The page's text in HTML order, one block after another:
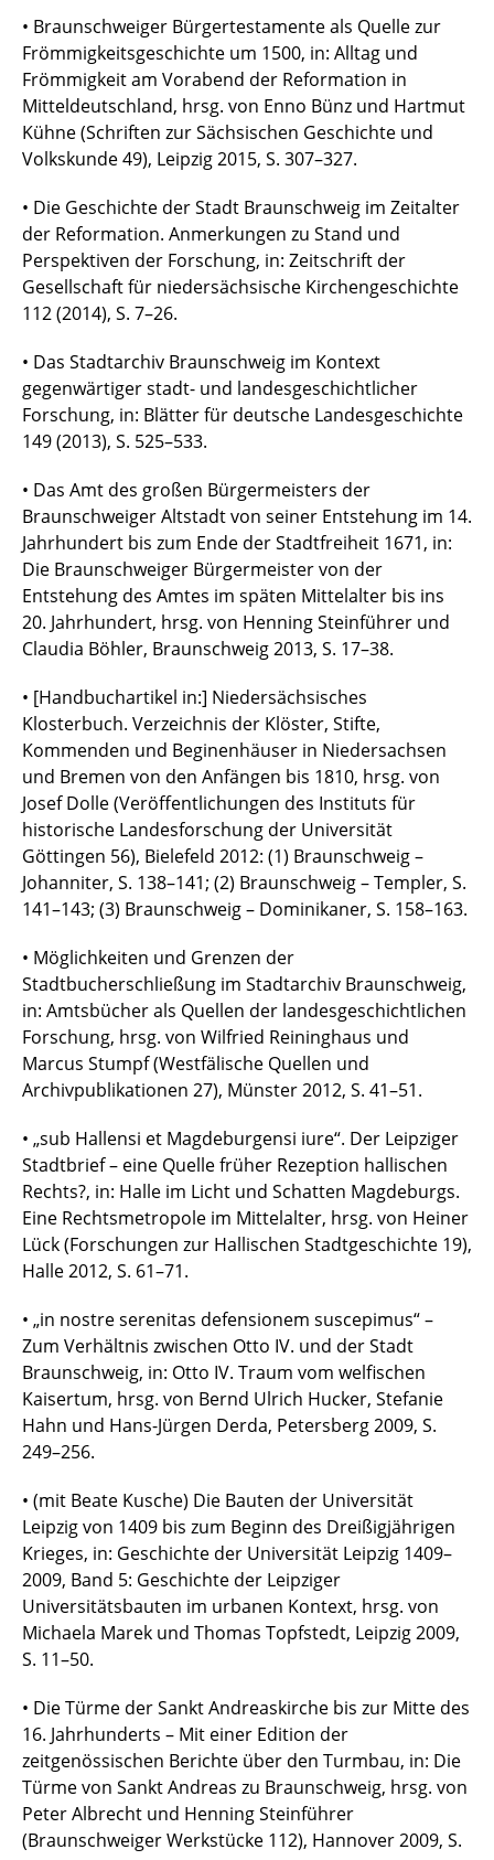
• Braunschweiger Bürgertestamente als Quelle zur
Frömmigkeitsgeschichte um 1500, in: Alltag und
Frömmigkeit am Vorabend der Reformation in
Mitteldeutschland, hrsg. von Enno Bünz und Hartmut
Kühne (Schriften zur Sächsischen Geschichte und
Volkskunde 49), Leipzig 2015, S. 307–327.
• Die Geschichte der Stadt Braunschweig im Zeitalter
der Reformation. Anmerkungen zu Stand und
Perspektiven der Forschung, in: Zeitschrift der
Gesellschaft für niedersächsische Kirchengeschichte
112 (2014), S. 7–26.
• Das Stadtarchiv Braunschweig im Kontext
gegenwärtiger stadt- und landesgeschichtlicher
Forschung, in: Blätter für deutsche Landesgeschichte
149 (2013), S. 525–533.
• Das Amt des großen Bürgermeisters der
Braunschweiger Altstadt von seiner Entstehung im 14.
Jahrhundert bis zum Ende der Stadtfreiheit 1671, in:
Die Braunschweiger Bürgermeister von der
Entstehung des Amtes im späten Mittelalter bis ins
20. Jahrhundert, hrsg. von Henning Steinführer und
Claudia Böhler, Braunschweig 2013, S. 17–38.
• [Handbuchartikel in:] Niedersächsisches
Klosterbuch. Verzeichnis der Klöster, Stifte,
Kommenden und Beginenhäuser in Niedersachsen
und Bremen von den Anfängen bis 1810, hrsg. von
Josef Dolle (Veröffentlichungen des Instituts für
historische Landesforschung der Universität
Göttingen 56), Bielefeld 2012: (1) Braunschweig –
Johanniter, S. 138–141; (2) Braunschweig – Templer, S.
141–143; (3) Braunschweig – Dominikaner, S. 158–163.
• Möglichkeiten und Grenzen der
Stadtbucherschließung im Stadtarchiv Braunschweig,
in: Amtsbücher als Quellen der landesgeschichtlichen
Forschung, hrsg. von Wilfried Reininghaus und
Marcus Stumpf (Westfälische Quellen und
Archivpublikationen 27), Münster 2012, S. 41–51.
• „sub Hallensi et Magdeburgensi iure“. Der Leipziger
Stadtbrief – eine Quelle früher Rezeption hallischen
Rechts?, in: Halle im Licht und Schatten Magdeburgs.
Eine Rechtsmetropole im Mittelalter, hrsg. von Heiner
Lück (Forschungen zur Hallischen Stadtgeschichte 19),
Halle 2012, S. 61–71.
• „in nostre serenitas defensionem suscepimus“ –
Zum Verhältnis zwischen Otto IV. und der Stadt
Braunschweig, in: Otto IV. Traum vom welfischen
Kaisertum, hrsg. von Bernd Ulrich Hucker, Stefanie
Hahn und Hans-Jürgen Derda, Petersberg 2009, S.
249–256.
• (mit Beate Kusche) Die Bauten der Universität
Leipzig von 1409 bis zum Beginn des Dreißigjährigen
Krieges, in: Geschichte der Universität Leipzig 1409–
2009, Band 5: Geschichte der Leipziger
Universitätsbauten im urbanen Kontext, hrsg. von
Michaela Marek und Thomas Topfstedt, Leipzig 2009,
S. 11–50.
• Die Türme der Sankt Andreaskirche bis zur Mitte des
16. Jahrhunderts – Mit einer Edition der
zeitgenössischen Berichte über den Turmbau, in: Die
Türme von Sankt Andreas zu Braunschweig, hrsg. von
Peter Albrecht und Henning Steinführer
(Braunschweiger Werkstücke 112), Hannover 2009, S.